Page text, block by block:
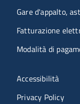
Gare d'appalto,
Fatturazione
Modalità di
Menù riferimenti
Accessibilità
Privacy Policy